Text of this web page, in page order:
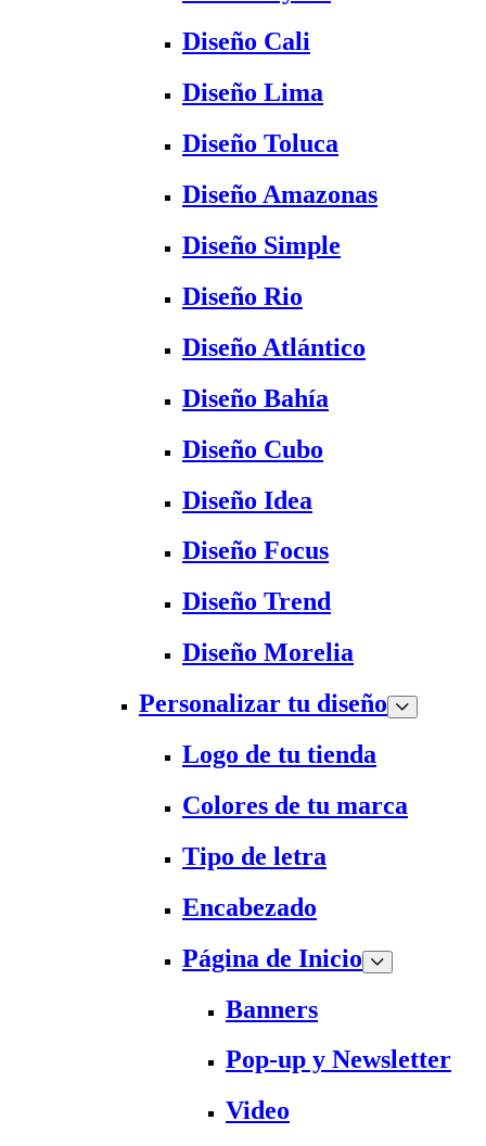
Diseño Cali
Diseño Lima
Diseño Toluca
Diseño Amazonas
Diseño Simple
Diseño Rio
Diseño Atlántico
Diseño Bahía
Diseño Cubo
Diseño Idea
Diseño Focus
Diseño Trend
Diseño Morelia
Personalizar tu diseño
Logo de tu tienda
Colores de tu marca
Tipo de letra
Encabezado
Página de Inicio
Banners
Pop-up y Newsletter
Video